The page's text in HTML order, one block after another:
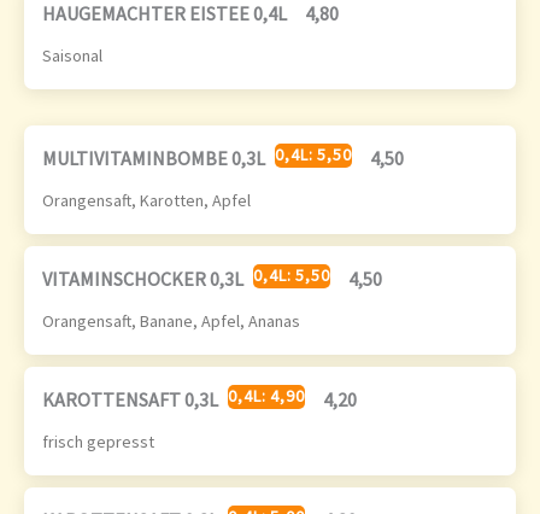
HAUGEMACHTER EISTEE 0,4L 4,80
Saisonal
MULTIVITAMINBOMBE 0,3L 0,4L: 5,50 4,50
Orangensaft, Karotten, Apfel
VITAMINSCHOCKER 0,3L 0,4L: 5,50 4,50
Orangensaft, Banane, Apfel, Ananas
KAROTTENSAFT 0,3L 0,4L: 4,90 4,20
frisch gepresst